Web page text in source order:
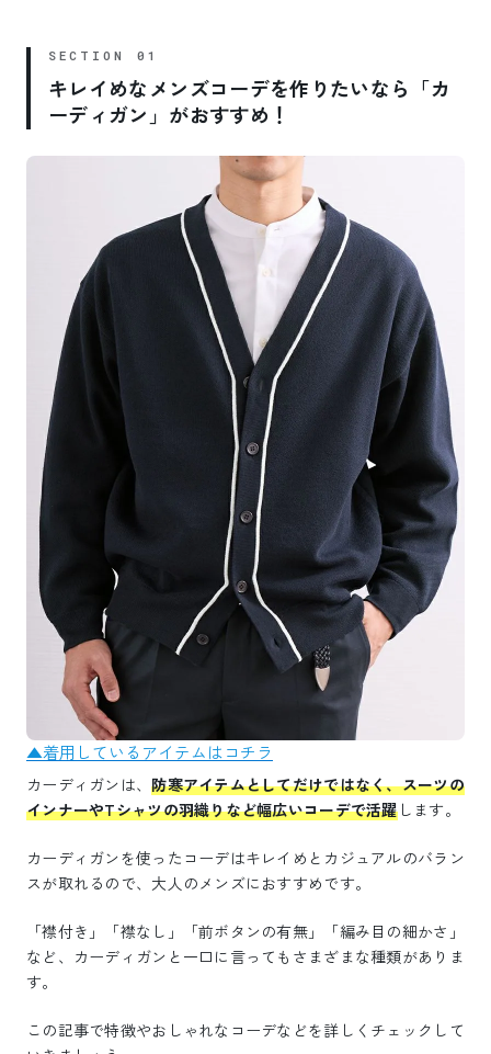
キレイめなメンズコーデを作りたいなら「カ
ーディガン」がおすすめ！
▲着用しているアイテムはコチラ
カーディガンは、防寒アイテムとしてだけではなく、スーツの
インナーやTシャツの羽織りなど幅広いコーデで活躍します。
カーディガンを使ったコーデはキレイめとカジュアルのバラン
スが取れるので、大人のメンズにおすすめです。
「襟付き」「襟なし」「前ボタンの有無」「編み目の細かさ」
など、カーディガンと一口に言ってもさまざまな種類がありま
す。
この記事で特徴やおしゃれなコーデなどを詳しくチェックして